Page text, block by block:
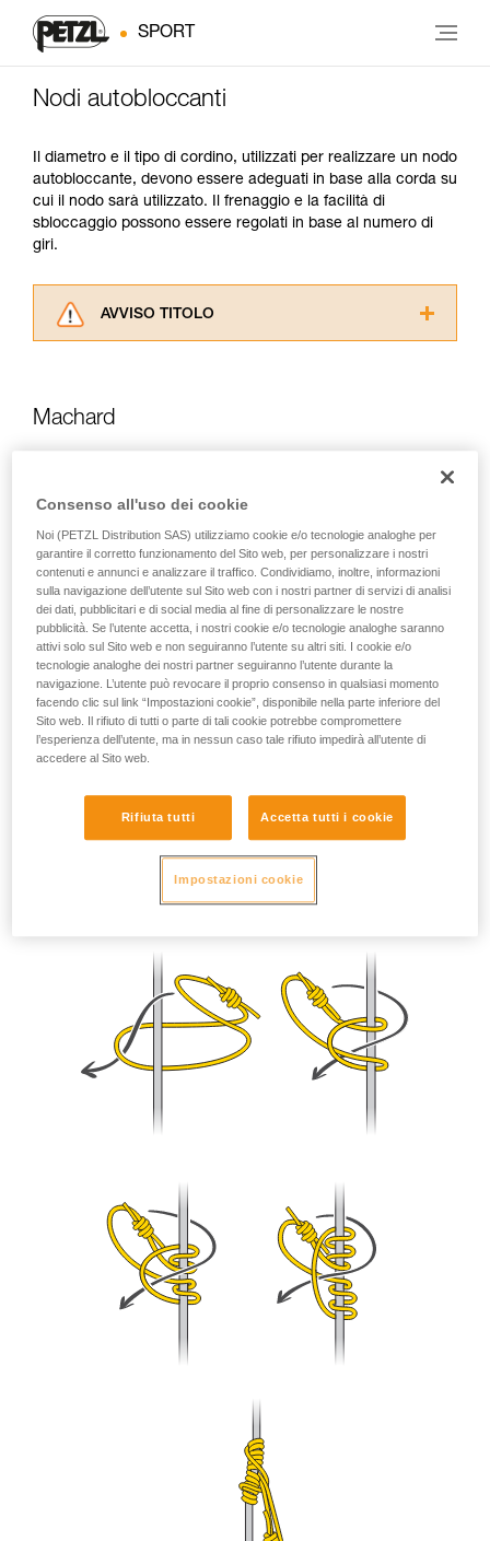
SPORT
Nodi autobloccanti
Il diametro e il tipo di cordino, utilizzati per realizzare un nodo
autobloccante, devono essere adeguati in base alla corda su
cui il nodo sarà utilizzato. Il frenaggio e la facilità di
sbloccaggio possono essere regolati in base al numero di
giri.
AVVISO TITOLO
informazioni dell’istruzione tecnica per poter
Verificate con un professionista la vostra
capacità di rifare la manovra, da soli, in piena
sicurezza, prima di riprodurla autonomamente.
Forniamo esempi di tecniche relative alla vostra
attività. Ne possono esistere altre che non
vengono qui descritte.
Machard
Bloccaggio nei due sensi.
Consenso all'uso dei cookie
Noi (PETZL Distribution SAS) utilizziamo cookie e/o tecnologie analoghe per
garantire il corretto funzionamento del Sito web, per personalizzare i nostri
contenuti e annunci e analizzare il traffico. Condividiamo, inoltre, informazioni
sulla navigazione dell’utente sul Sito web con i nostri partner di servizi di analisi
dei dati, pubblicitari e di social media al fine di personalizzare le nostre
pubblicità. Se l’utente accetta, i nostri cookie e/o tecnologie analoghe saranno
attivi solo sul Sito web e non seguiranno l’utente su altri siti. I cookie e/o
tecnologie analoghe dei nostri partner seguiranno l’utente durante la
navigazione. L’utente può revocare il proprio consenso in qualsiasi momento
facendo clic sul link “Impostazioni cookie”, disponibile nella parte inferiore del
Sito web. Il rifiuto di tutti o parte di tali cookie potrebbe compromettere
l’esperienza dell’utente, ma in nessun caso tale rifiuto impedirà all’utente di
accedere al Sito web.
Rifiuta tutti Accetta tutti i cookie
Impostazioni cookie